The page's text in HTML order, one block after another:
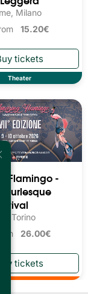
Milano
15.20€
Theater
Flamingo -
Burlesque
Torino
26.00€